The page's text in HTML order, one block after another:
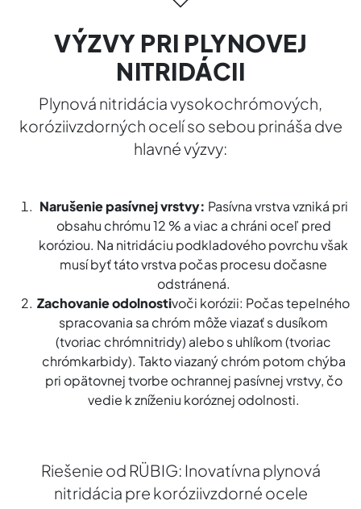
VÝZVY PRI PLYNOVEJ
NITRIDÁCII
Plynová nitridácia vysokochrómových,
koróziivzdorných ocelí so sebou prináša dve
hlavné výzvy:
Narušenie pasívnej vrstvy: Pasívna vrstva vzniká pri
obsahu chrómu 12 % a viac a chráni oceľ pred
koróziou. Na nitridáciu podkladového povrchu však
musí byť táto vrstva počas procesu dočasne
odstránená.
Zachovanie odolnostivoči korózii: Počas tepelného
spracovania sa chróm môže viazať s dusíkom
(tvoriac chrómnitridy) alebo s uhlíkom (tvoriac
chrómkarbidy). Takto viazaný chróm potom chýba
pri opätovnej tvorbe ochrannej pasívnej vrstvy, čo
vedie k zníženiu koróznej odolnosti.
Riešenie od RÜBIG: Inovatívna plynová
nitridácia pre koróziivzdorné ocele